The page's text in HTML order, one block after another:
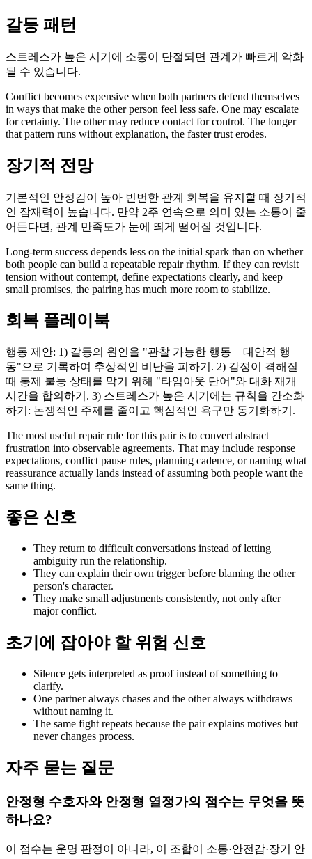
갈등 패턴
스트레스가 높은 시기에 소통이 단절되면 관계가 빠르게 악화
될 수 있습니다.
Conflict becomes expensive when both partners defend themselves
in ways that make the other person feel less safe. One may escalate
for certainty. The other may reduce contact for control. The longer
that pattern runs without explanation, the faster trust erodes.
장기적 전망
기본적인 안정감이 높아 빈번한 관계 회복을 유지할 때 장기적
인 잠재력이 높습니다. 만약 2주 연속으로 의미 있는 소통이 줄
어든다면, 관계 만족도가 눈에 띄게 떨어질 것입니다.
Long-term success depends less on the initial spark than on whether
both people can build a repeatable repair rhythm. If they can revisit
tension without contempt, define expectations clearly, and keep
small promises, the pairing has much more room to stabilize.
회복 플레이북
행동 제안: 1) 갈등의 원인을 "관찰 가능한 행동 + 대안적 행
동"으로 기록하여 추상적인 비난을 피하기. 2) 감정이 격해질
때 통제 불능 상태를 막기 위해 "타임아웃 단어"와 대화 재개
시간을 합의하기. 3) 스트레스가 높은 시기에는 규칙을 간소화
하기: 논쟁적인 주제를 줄이고 핵심적인 욕구만 동기화하기.
The most useful repair rule for this pair is to convert abstract
frustration into observable agreements. That may include response
expectations, conflict pause rules, planning cadence, or naming what
reassurance actually lands instead of assuming both people want the
same thing.
좋은 신호
They return to difficult conversations instead of letting
ambiguity run the relationship.
They can explain their own trigger before blaming the other
person's character.
They make small adjustments consistently, not only after
major conflict.
초기에 잡아야 할 위험 신호
Silence gets interpreted as proof instead of something to
clarify.
One partner always chases and the other always withdraws
without naming it.
The same fight repeats because the pair explains motives but
never changes process.
자주 묻는 질문
안정형 수호자와 안정형 열정가의 점수는 무엇을 뜻
하나요?
이 점수는 운명 판정이 아니라, 이 조합이 소통·안전감·장기 안